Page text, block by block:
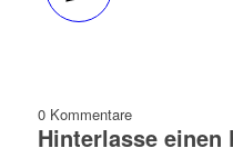
0 Kommentare
Hinterlasse einen